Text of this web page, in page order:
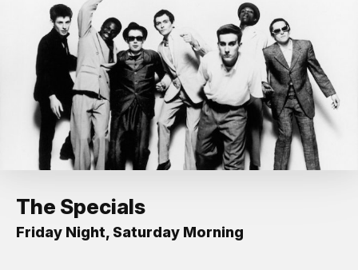
The Specials
Friday Night, Saturday Morning